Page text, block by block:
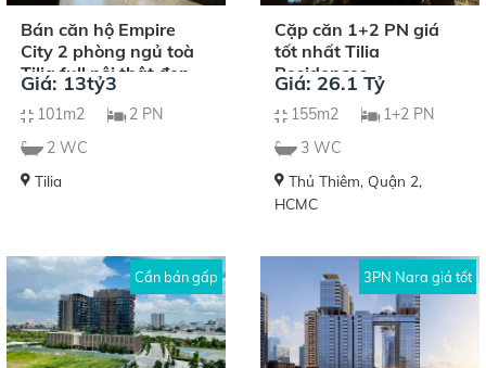
Bán căn hộ Empire
City 2 phòng ngủ toà
Tilia full nội thât đẹp
Giá: 13tỷ3
101m2
2 PN
2 WC
Tilia
Cặp căn 1+2 PN giá
tốt nhất Tilia
Residences
Giá: 26.1 Tỷ
155m2
1+2 PN
3 WC
Thủ Thiêm, Quận 2,
HCMC
Cần bán gấp 3PN Nara giá tốt